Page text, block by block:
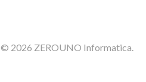
© 2026 ZEROUNO Informatica.